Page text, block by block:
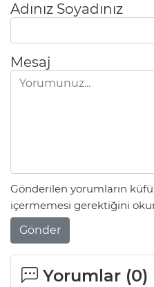
Adınız Soyadınız
Mesaj
Gönderilen yorumların
içermemesi gerektiğini
Gönder
Yorumlar (0)